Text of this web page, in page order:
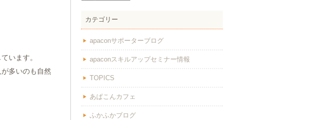
います。
多いのも自然
カテゴリー
apaconサポーターブログ
apaconスキルアップセミナー情報
TOPICS
あぱこんカフェ
ふかふかブログ